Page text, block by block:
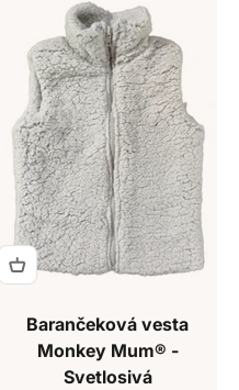
Barančeková vesta
Monkey Mum® -
Svetlosivá